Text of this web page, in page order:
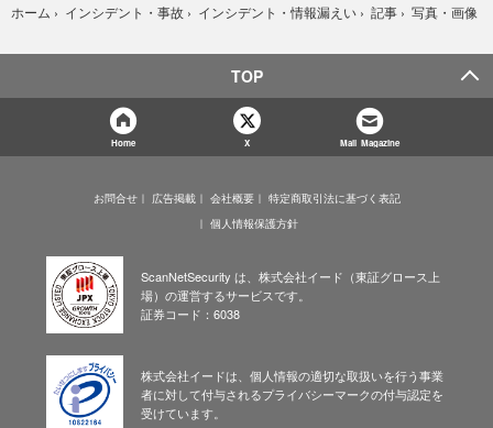
ホーム › インシデント・事故 › インシデント・情報漏えい › 記事 › 写真・画像
TOP
Home X Mail Magazine
お問合せ 広告掲載 会社概要
特定商取引法に基づく表記
個人情報保護方針
ScanNetSecurity は、株式会社イード（東証グロース上
場）の運営するサービスです。
証券コード：6038
株式会社イードは、個人情報の適切な取扱いを行う事業
者に対して付与されるプライバシーマークの付与認定を
受けています。